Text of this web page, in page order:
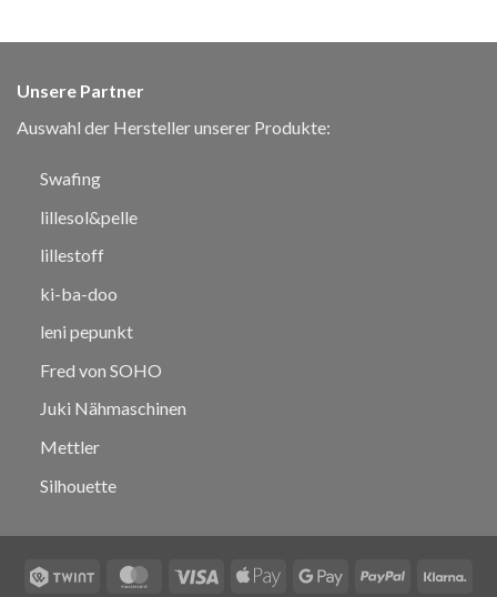
Unsere Partner
Auswahl der Hersteller unserer Produkte:
Swafing
lillesol&pelle
lillestoff
ki-ba-doo
leni pepunkt
Fred von SOHO
Juki Nähmaschinen
Mettler
Silhouette
Twint MasterCard
Visa
Apple
Google PayPal